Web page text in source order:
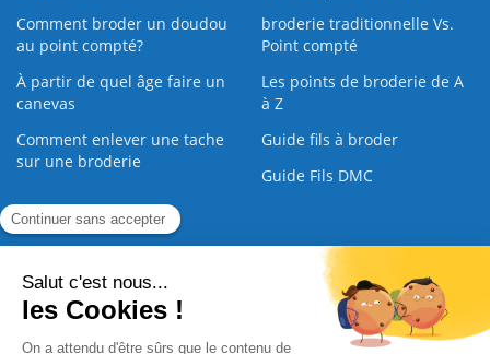
Comment broder un doudou
au point compté?
broderie traditionnelle Vs.
Point compté
À partir de quel âge faire un
canevas
Les points de broderie de A
à Z
Comment enlever une tache
sur une broderie
Guide fils à broder
Guide Fils DMC
Guide de la Broderie
Nous contacter |